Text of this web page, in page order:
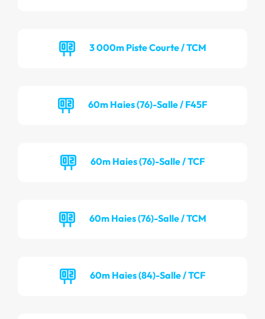
3 000m Piste Courte / TCM
60m Haies (76)-Salle / F45F
60m Haies (76)-Salle / TCF
60m Haies (76)-Salle / TCM
60m Haies (84)-Salle / TCF